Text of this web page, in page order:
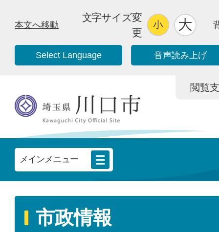
本文へ移動
文字サイズ変
更
Select Language 音声読み上げ
閲覧
メインメニュー
市政情報